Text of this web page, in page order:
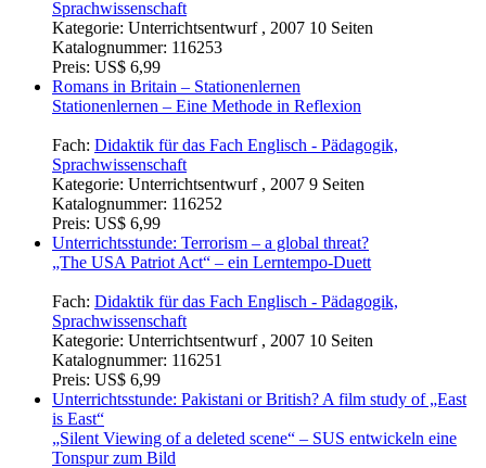
Fach:Didaktik für das Fach Englisch - Pädagogik,
Sprachwissenschaft
Kategorie: Unterrichtsentwurf , 2007 10 Seiten
Katalognummer: 116253
Romans in Britain – Stationenlernen
Stationenlernen – Eine Methode in Reflexion
Fach:Didaktik für das Fach Englisch - Pädagogik,
Sprachwissenschaft
Kategorie:Unterrichtsentwurf , 2007 9 Seiten
Katalognummer:116252
Unterrichtsstunde: Terrorism – a global threat?
„The USA Patriot Act“ – ein Lerntempo-Duett
Fach:Didaktik für das Fach Englisch - Pädagogik,
Sprachwissenschaft
Kategorie:Unterrichtsentwurf , 2007 10 Seiten
Katalognummer:
Preis:US$ 6,99
Unterrichtsstunde: Pakistani or British? A film study of „East